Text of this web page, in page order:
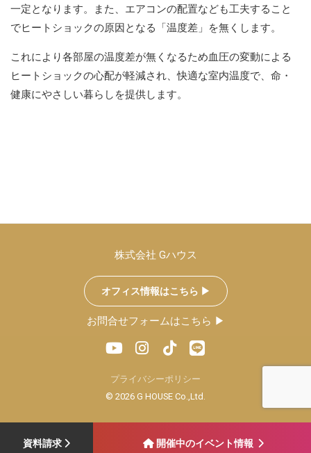
一定となります。また、エアコンの配置なども工夫すること
でヒートショックの原因となる「温度差」を無くします。
これにより各部屋の温度差が無くなるため血圧の変動による
ヒートショックの心配が軽減され、快適な室内温度で、命・
健康にやさしい暮らしを提供します。
株式会社 Gハウス
オフィス情報はこちら ▶︎
お問合せフォームはこちら ▶︎
プライバシーポリシー
© 2026 G HOUSE Co.,Ltd.
資料請求 開催中のイベント情報